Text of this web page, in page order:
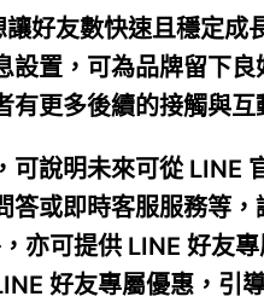
好友數快速且穩定成
設置，可為品牌留下
更多後續的接觸與互
說明未來可從 LINE
答或即時客服服務等
亦可提供 LINE 好友
好友專屬優惠，引